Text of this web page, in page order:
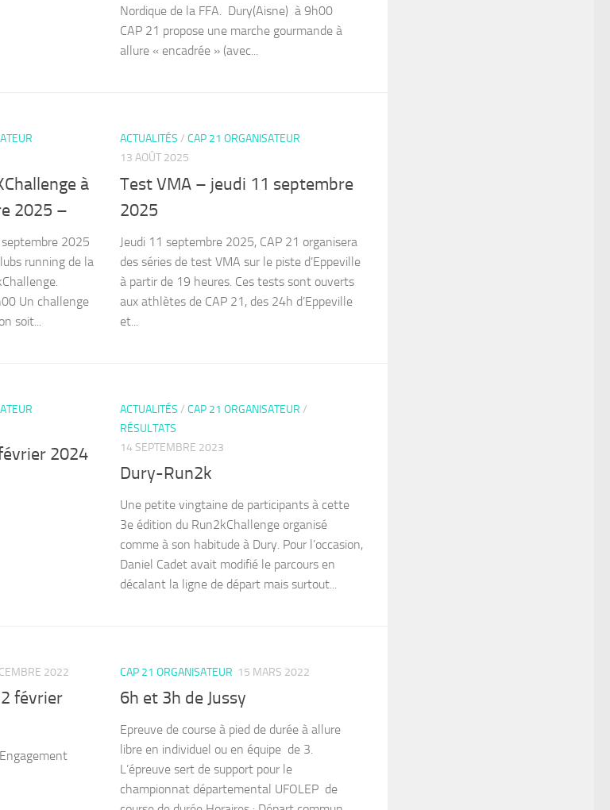
Nordique de la FFA. Dury(Aisne) à 9h00
CAP 21 propose une marche gourmande à
allure « encadrée » (avec...
à
2025 –
septembre 2025
running de la
Un challenge
soit...
ACTUALITÉS / CAP 21 ORGANISATEUR
13 AOÛT 2025
Test VMA – jeudi 11 septembre
2025
Jeudi 11 septembre 2025, CAP 21 organisera
des séries de test VMA sur le piste d’Eppeville
à partir de 19 heures. Ces tests sont ouverts
aux athlètes de CAP 21, des 24h d’Eppeville
et...
2024
ACTUALITÉS / CAP 21 ORGANISATEUR /
RÉSULTATS
14 SEPTEMBRE 2023
Dury-Run2k
Une petite vingtaine de participants à cette
3e édition du Run2kChallenge organisé
comme à son habitude à Dury. Pour l’occasion,
Daniel Cadet avait modifié le parcours en
décalant la ligne de départ mais surtout...
2022
février
CAP 21 ORGANISATEUR 15 MARS 2022
6h et 3h de Jussy
Epreuve de course à pied de durée à allure
libre en individuel ou en équipe de 3.
L’épreuve sert de support pour le
championnat départemental UFOLEP de